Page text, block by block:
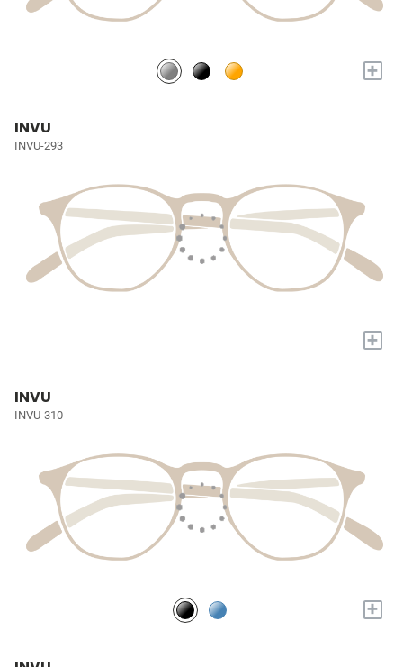
+
INVU
INVU-293
+
INVU
INVU-310
+